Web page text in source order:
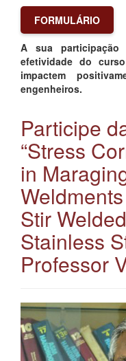
FORMULÁRIO
A sua participação
efetividade do
impactem
engenheiros.
Participe
“Stress
in
Stir
Stainless
Professor